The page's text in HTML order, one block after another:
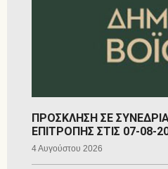
ΠΡΟΣΚΛΗΣΗ ΣΕ
ΕΠΙΤΡΟΠΗΣ ΣΤΙΣ 07-08-
4 Αυγούστου 2026